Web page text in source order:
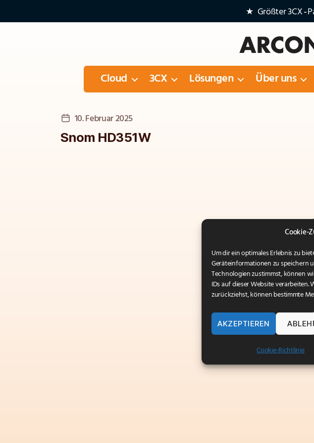
Cookie-
Um dir ein optimales Erlebnis zu
Geräteinformationen zu speichern
Technologien zustimmst, können
IDs auf dieser Website
zurückziehst, können bestimmte
AKZEPTIEREN
Cookie-Richtlinie
★ Größter
Arconda
Systems
AG
Cloud 3CX Lösungen Über uns
Veröffentlichungsdatum
10. Februar 2025
Snom HD351W